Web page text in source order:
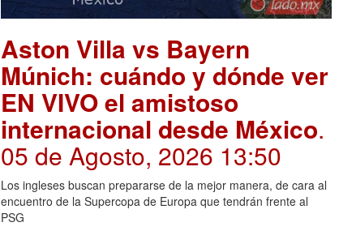
Aston Villa vs Bayern
Múnich: cuándo y dónde ver
EN VIVO el amistoso
internacional desde México.
05 de Agosto, 2026 13:50
Los ingleses buscan prepararse de la mejor manera, de cara al
encuentro de la Supercopa de Europa que tendrán frente al
PSG